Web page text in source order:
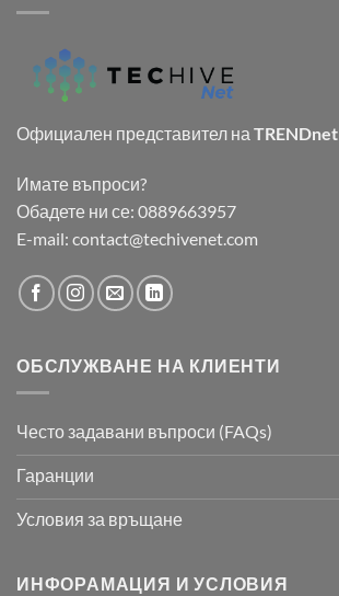
Официален представител на TRENDnet
Имате въпроси?
Обадете ни се: 0889663957
E-mail: contact@techivenet.com
ОБСЛУЖВАНЕ НА КЛИЕНТИ
Често задавани въпроси (FAQs)
Гаранции
Условия за връщане
ИНФОРАМАЦИЯ И УСЛОВИЯ